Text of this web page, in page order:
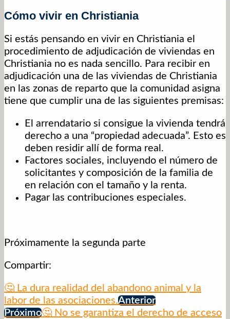
Cómo vivir en Christiania
Si estás pensando en vivir en Christiania el
procedimiento de adjudicación de viviendas en
Christiania no es nada sencillo. Para recibir en
adjudicación una de las viviendas de Christiania
en las zonas de reparto que la comunidad asigna
tiene que cumplir una de las siguientes premisas:
El arrendatario si consigue la vivienda tendrá
derecho a una “propiedad adecuada”. Esto es
deben residir allí de forma real.
Factores sociales, incluyendo el número de
solicitantes y composición de la familia de
en relación con el tamaño y la renta.
Pagar las contribuciones especiales.
Próximamente la segunda parte
Compartir:
🤔 La dura realidad del abandono animal y la
labor de las asociaciones.Anterior
Próximo🤔 No se garantiza el derecho de acceso